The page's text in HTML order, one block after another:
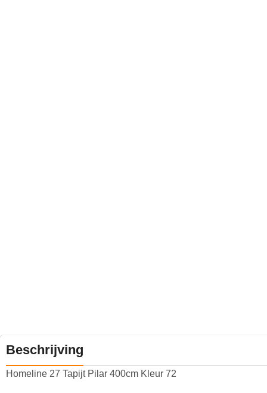
Beschrijving
Homeline 27 Tapijt Pilar 400cm Kleur 72